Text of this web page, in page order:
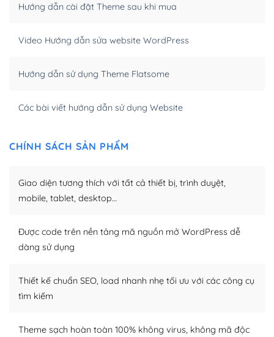
WordPress được thiết kế để thân thiện với SEO vì
hóa nội dung cho SEO.
của bạn trở nên rất thu hút đối với các công cụ tìm
– Dễ dàng tùy chỉnh, sửa chữa
bạn trở nên dễ dàng và nhanh chóng. Với kho Theme
WordPress đa dạng sẽ giúp việc thực hiện các thiết kế
Nếu bạn có các kỹ thuật cơ bản với một theme được
thiết kế tốt, bạn có thể tự sửa đổi. Nếu không bạn có thể
Dễ dàng tùy chỉnh trên WordPress
Hướng dẫn cài đặt Theme sau khi mua
Video Hướng dẫn sửa website WordPress
Hướng dẫn sử dụng Theme Flatsome
Các bài viết hướng dẫn sử dụng Website
CHÍNH SÁCH SẢN PHẨM
Giao diện tương thích với tất cả thiết bị, trình duyệt,
mobile, tablet, desktop…
Được code trên nền tảng mã nguồn mở WordPress dễ
dàng sử dụng
Thiết kế chuẩn SEO, load nhanh nhẹ tối ưu với các công cụ
tìm kiếm
Theme sạch hoàn toàn 100% không virus, không mã độc